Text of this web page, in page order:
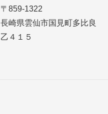
〒859-1322
長崎県雲仙市国見町多比良
乙４１５